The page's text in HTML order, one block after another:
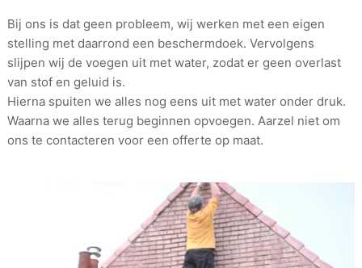
Bij ons is dat geen probleem, wij werken met een eigen
stelling met daarrond een beschermdoek. Vervolgens
slijpen wij de voegen uit met water, zodat er geen overlast
van stof en geluid is.
Hierna spuiten we alles nog eens uit met water onder druk.
Waarna we alles terug beginnen opvoegen. Aarzel niet om
ons te contacteren voor een offerte op maat.